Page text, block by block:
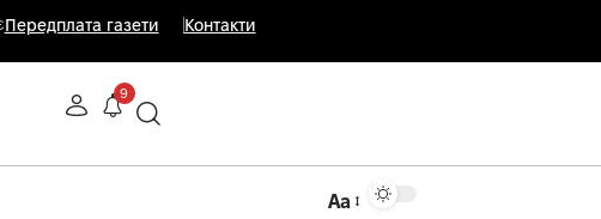
Передплата газети Контакти
9
Аа